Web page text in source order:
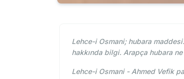
Lehce-i Osmani; hubara
hakkında bilgi. Arapça hubara